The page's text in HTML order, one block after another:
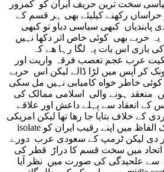
سخت ترین حریف ایران کو کمزور
حراساں رکهنے کیلیئے بهی ہر قسم کے
پابندیاں کبهی سیاسی دباو تو کبهی
حربے بهی کوئی خاص اثر دکها نہیں
بازی اس بات پہ لگا رہا هے کہ
عرب عجم تعصب فرقہ واریت اور
کر آپس میں لڑا ڈالے لیکن اس حربے
کوئی خاطر خواه کامیابی نہیں مل سکی
منعقد ہونے والی اسلامی ممالک کی
انعقاد سے پہلے داعش اور علاقے
کے خلاف بتایا جا رها تها لیکن امریکی
صدر ٹرمپ نے تو دو ٹوک الفاظ میں اپنے رقیب ایران کو isolate
دی لیکن ٹرمپ کے سعودی عرب دورے
میں سخت قسم کا دراڑ قطر کی
سے علحیدگی کی صورت میں نظر آیا